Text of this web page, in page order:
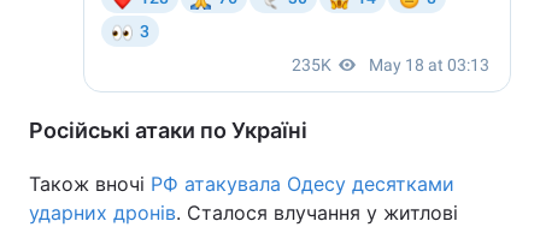
Російські атаки по Україні
Також вночі РФ атакувала Одесу десятками
ударних дронів. Сталося влучання у житлові